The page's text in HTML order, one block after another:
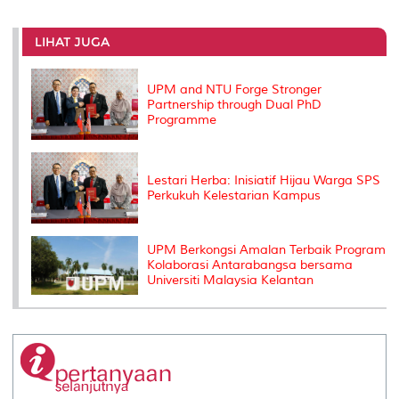
e
b
o
o
k
t
e
r
e
I
l
L
n
P
e
s
t
LIHAT JUGA
UPM and NTU Forge Stronger
Partnership through Dual PhD
Programme
Lestari Herba: Inisiatif Hijau Warga SPS
Perkukuh Kelestarian Kampus
UPM Berkongsi Amalan Terbaik Program
Kolaborasi Antarabangsa bersama
Universiti Malaysia Kelantan